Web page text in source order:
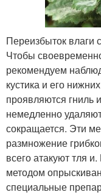
Переизбыток влаги
Чтобы
рекомендуем
кустика и его
проявляются гниль
немедленно
сокращается. Эти
размножение
всего атакуют тля
методом
специальные